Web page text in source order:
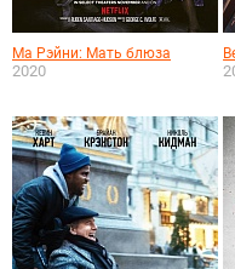
Ма Рэйни: Мать блюза
2020